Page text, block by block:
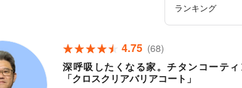
4.75 (68)
深呼吸したくなる家。チタンコーティ
「クロスクリアバリアコート」